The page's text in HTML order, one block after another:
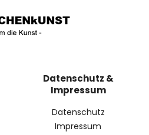
Datenschutz &
Impressum
Datenschutz
Impressum